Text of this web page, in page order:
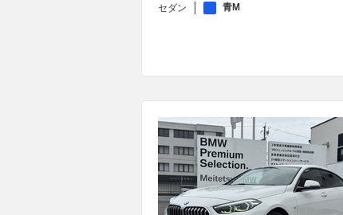
セダン 青M